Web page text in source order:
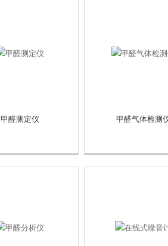
甲醛测定仪 甲醛气体检测